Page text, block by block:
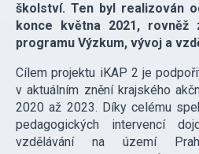
školství. Ten byl realizován
konce května 2021, rovněž
programu Výzkum, vývoj a
Cílem projektu iKAP 2 je
v aktuálním znění krajského
2020 až 2023. Díky celému
pedagogických intervencí
vzdělávání na území